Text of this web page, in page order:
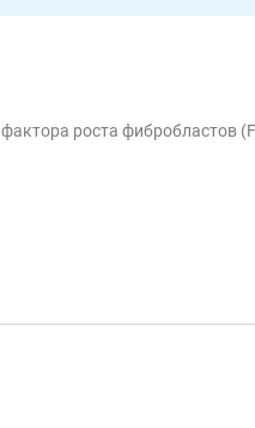
роста фибробластов